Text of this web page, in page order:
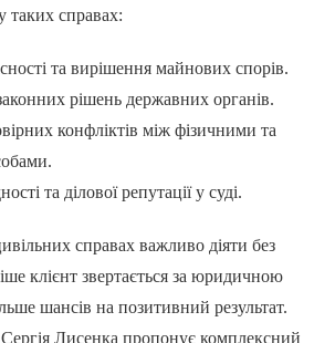
справах:
та вирішення майнових спорів.
рішень державних органів.
конфліктів між фізичними та
та ділової репутації у суді.
справах важливо діяти без
клієнт звертається за юридичною
шансів на позитивний результат.
Лисенка пропонує комплексний